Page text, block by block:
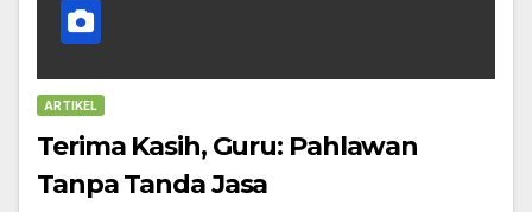
ARTIKEL
Terima Kasih, Guru: Pahlawan
Tanpa Tanda Jasa